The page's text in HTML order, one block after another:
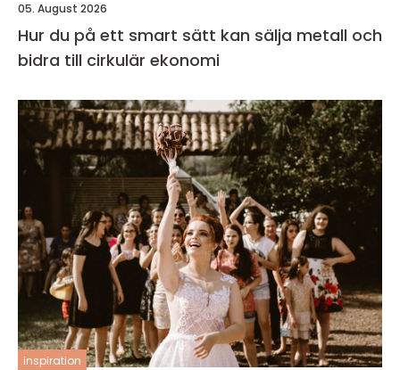
05. August 2026
Hur du på ett smart sätt kan sälja metall och
bidra till cirkulär ekonomi
inspiration